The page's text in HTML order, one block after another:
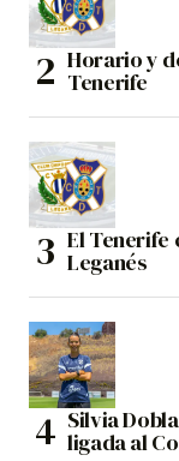
Horario y
Tenerife
El Tenerife
Leganés
Silvia
ligada al